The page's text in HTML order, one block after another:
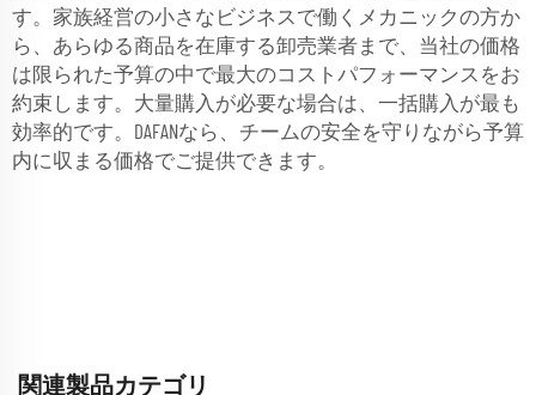
す。家族経営の小さなビジネスで働くメカニックの方か
ら、あらゆる商品を在庫する卸売業者まで、当社の価格
は限られた予算の中で最大のコストパフォーマンスをお
約束します。大量購入が必要な場合は、一括購入が最も
効率的です。DAFANなら、チームの安全を守りながら予算
内に収まる価格でご提供できます。
関連製品カテゴリ